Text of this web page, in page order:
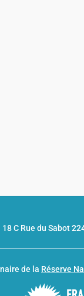
18 C Rue du Sabot
de la Réserve